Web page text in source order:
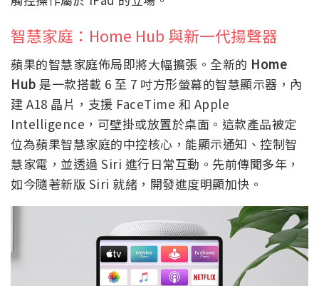
智慧家庭：Home Hub 與新一代揚聲器
蘋果的智慧家庭佈局即將大幅擴張。全新的 Home
Hub 是一款搭載 6 至 7 吋方形螢幕的智慧顯示器，內
建 A18 晶片，支援 FaceTime 和 Apple
Intelligence，可壁掛或放置於桌面。這款產品被定
位為蘋果智慧家庭的中控核心，能顯示通知、控制智
慧家電，並透過 Siri 進行日常互動。先前傳聞多年，
如今隨著新版 Siri 就緒，開發進度明顯加快。